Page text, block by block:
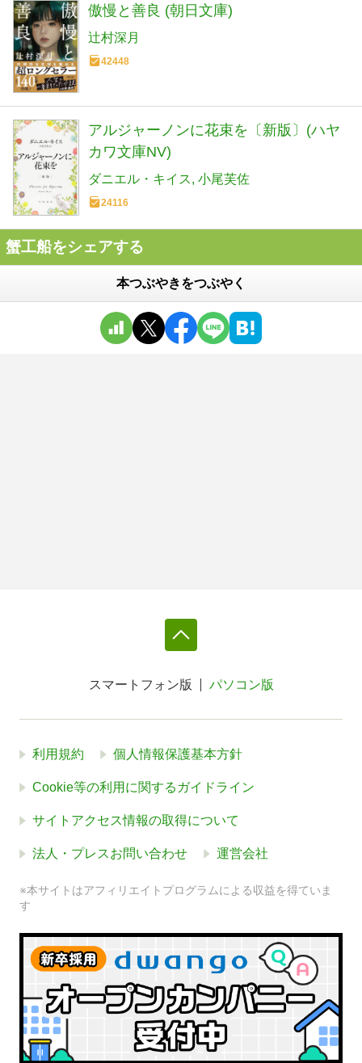
傲慢と善良 (朝日文庫)
辻村深月
42448
アルジャーノンに花束を〔新版〕(ハヤ
カワ文庫NV)
ダニエル・キイス 小尾芙佐
24116
蟹工船をシェアする
本つぶやきをつぶやく
スマートフォン版 パソコン版
利用規約 個人情報保護基本方針
Cookie等の利用に関するガイドライン
サイトアクセス情報の取得について
法人・プレスお問い合わせ 運営会社
※本サイトはアフィリエイトプログラムによる収益を得ていま
す